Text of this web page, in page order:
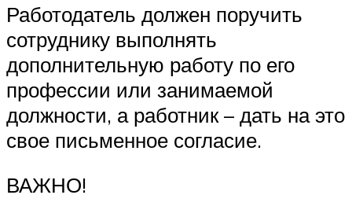
Работодатель должен поручить
сотруднику выполнять
дополнительную работу по его
профессии или занимаемой
должности, а работник – дать на это
свое письменное согласие.
ВАЖНО!